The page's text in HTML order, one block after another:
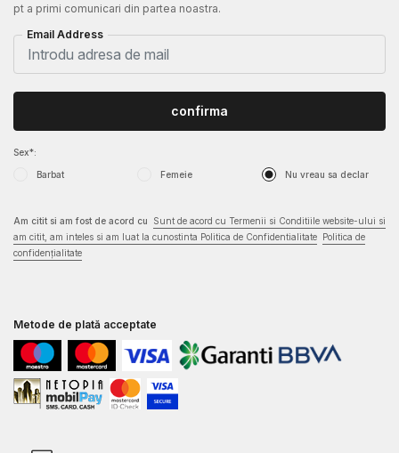
pt a primi comunicari din partea noastra.
Email Address
Sex*:
Barbat Femeie Nu vreau sa declar
confirma
Am citit si am fost de acord cu
Sunt de acord cu Termenii si Conditiile website-ului si
am citit, am inteles si am luat la cunostinta Politica de Confidentialitate Politica de
confidențialitate
Metode de plată acceptate